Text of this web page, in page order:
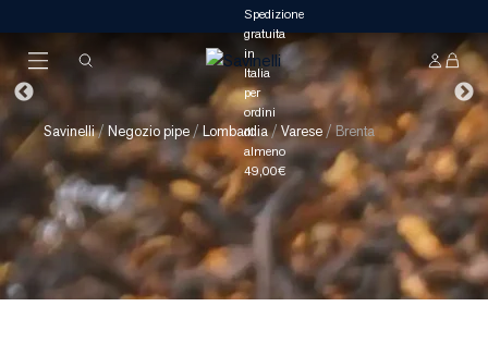
Savinelli/ Negozio pipe/Lombardia/Varese / Brenta